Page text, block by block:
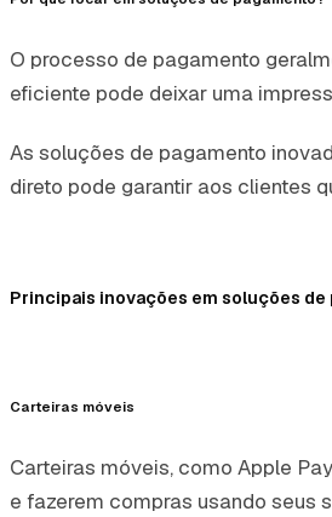
O processo de pagamento
eficiente pode deixar uma
As soluções de pagamento
direto pode garantir aos clientes
Principais inovações em soluções de
Carteiras móveis
Carteiras móveis, como Apple
e fazerem compras usando seus